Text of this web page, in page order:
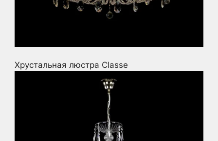
Хрустальная люстра Classe